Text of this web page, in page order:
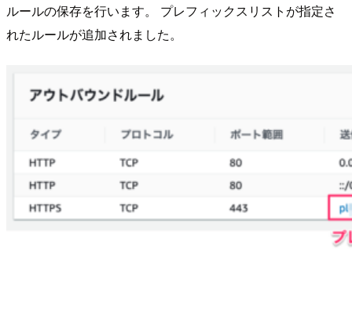
ルールの保存を行います。 プレフィックスリストが指定さ
れたルールが追加されました。